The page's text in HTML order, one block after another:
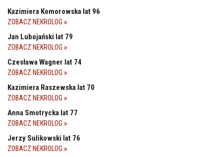
Kazimiera Komorowska lat 96
ZOBACZ NEKROLOG
Jan Lubojański lat 79
ZOBACZ NEKROLOG
Czesława Wagner lat 74
ZOBACZ NEKROLOG
Kazimiera Raszewska lat 70
ZOBACZ NEKROLOG
Anna Smotrycka lat 77
ZOBACZ NEKROLOG
Jerzy Sulikowski lat 76
ZOBACZ NEKROLOG